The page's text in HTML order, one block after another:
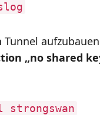
„no shared